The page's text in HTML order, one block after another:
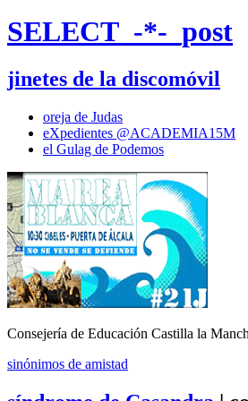
SELECT_-*-_post
jinetes de la discomóvil
oreja de Judas
eXpedientes @ACADEMIA15M
el Gulag de Podemos
Consejería de Educación Castilla la
sinónimos de amistad